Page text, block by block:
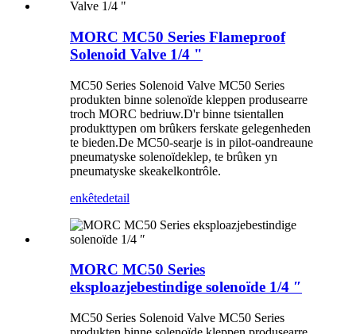
MORC MC50 Series Flameproof
Solenoid Valve 1/4 "
MC50 Series Solenoid Valve MC50 Series
produkten binne solenoïde kleppen produsearre
troch MORC bedriuw.D'r binne tsientallen
produkttypen om brûkers ferskate gelegenheden
te bieden.De MC50-searje is in pilot-oandreaune
pneumatyske solenoïdeklep, te brûken yn
pneumatyske skeakelkontrôle.
enkêtedetail
MORC MC50 Series
eksploazjebestindige solenoïde 1/4 ″
MC50 Series Solenoid Valve MC50 Series